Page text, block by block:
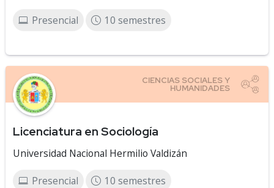
Presencial 10 semestres
Licenciatura en Sociología
Universidad Nacional Hermilio Valdizán
Presencial 10 semestres